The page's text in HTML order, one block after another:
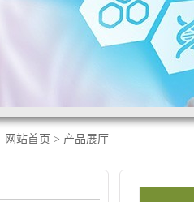
网站首页 > 产品展厅